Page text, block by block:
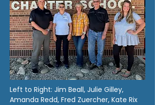
Left to Right: Jim Beall, Julie Gilley,
Amanda Redd, Fred Zuercher, Kate Rix